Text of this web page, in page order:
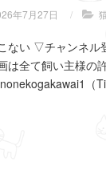
年7月27日 /
ない ▽チャンネル
は全て飼い主様の
（